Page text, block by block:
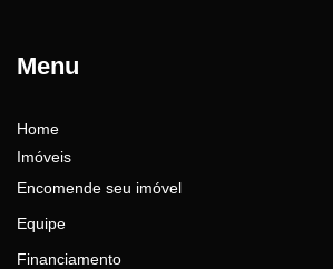
Menu
Home
Imóveis
Encomende seu imóvel
Equipe
Financiamento